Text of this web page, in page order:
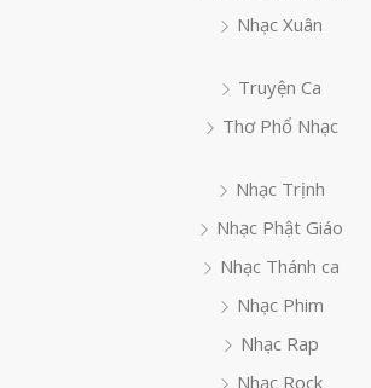
Nhạc Xuân
Truyện Ca
Thơ Phổ Nhạc
Nhạc Trịnh
Nhạc Phật Giáo
Nhạc Thánh ca
Nhạc Phim
Nhạc Rap
Nhạc Rock